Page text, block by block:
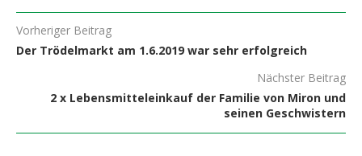
Vorheriger Beitrag
Der Trödelmarkt am 1.6.2019 war sehr erfolgreich
Nächster Beitrag
2 x Lebensmitteleinkauf der Familie von Miron und
seinen Geschwistern